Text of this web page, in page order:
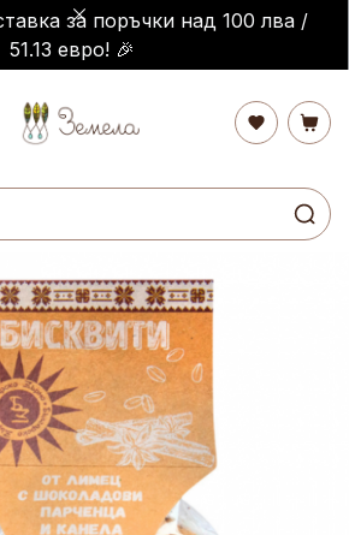
за поръчки над 100 лва /
51.13 евро! 🎉